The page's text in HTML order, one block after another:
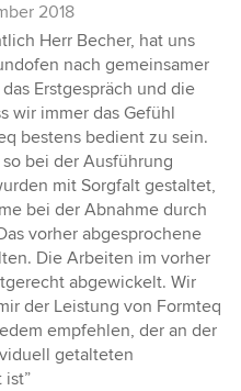
2018
Herr Becher, hat uns
nach gemeinsamer
Erstgespräch und die
wir immer das Gefühl
bestens bedient zu sein.
bei der Ausführung
mit Sorgfalt gestaltet,
bei der Abnahme durch
vorher abgesprochene
Die Arbeiten im vorher
abgewickelt. Wir
der Leistung von Formteq
empfehlen, der an der
getalteten
ist”